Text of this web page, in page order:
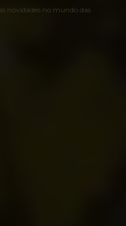
novidades no mundo das